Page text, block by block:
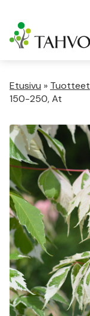
Etusivu » Tuotteet
150-250, At